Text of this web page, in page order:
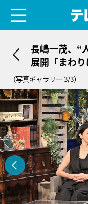
長嶋一茂、“
展開「まわり
（写真ギャラリー 3/3）